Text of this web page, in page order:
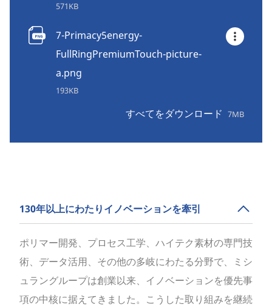
571KB
7-Primacy5energy-
FullRingPremiumTouch-picture-
a.png
193KB
すべてをダウンロード 7MB
130年以上にわたりイノベーションを牽引
ポリマー開発、プロセス工学、ハイテク素材の専門技
術、データ活用、その他の多岐にわたる分野で、ミシ
ュラングループは創業以来、イノベーションを優先事
項の中核に据えてきました。こうした取り組みを継続